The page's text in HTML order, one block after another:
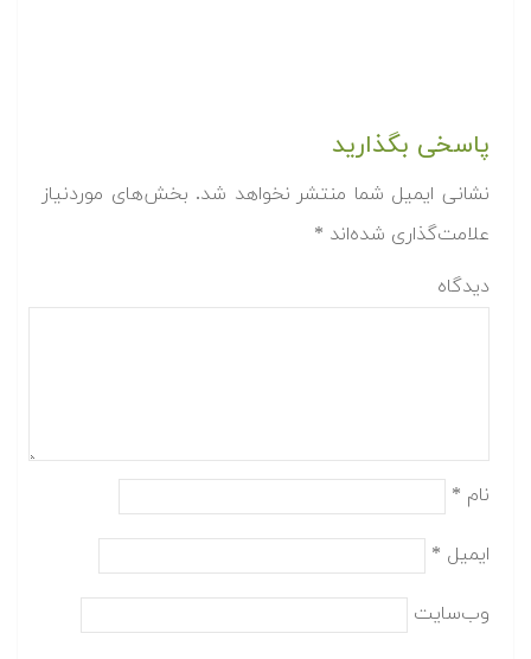
پاسخی بگذارید
نشانی ایمیل شما منتشر نخواهد شد. بخش‌های موردنیاز
علامت‌گذاری شده‌اند *
دیدگاه
نام *
ایمیل *
وب‌سایت